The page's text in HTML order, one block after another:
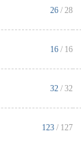
26 / 28
16 / 16
32 / 32
123 / 127